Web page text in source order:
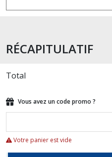
RÉCAPITULATIF
Total
Vous avez un code promo ?
Votre panier est vide